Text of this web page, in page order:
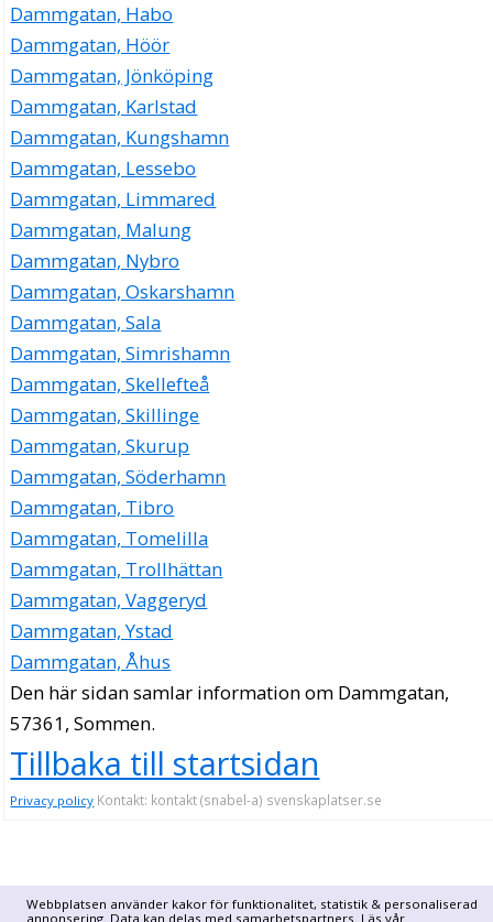
Webbplatsen använder kakor för funktionalitet, statistik & personaliserad
annonsering. Data kan delas med samarbetspartners. Läs vår
Dammgatan, Habo
Dammgatan, Höör
Dammgatan, Jönköping
Dammgatan, Karlstad
Dammgatan, Kungshamn
Dammgatan, Lessebo
Dammgatan, Limmared
Dammgatan, Malung
Dammgatan, Nybro
Dammgatan, Oskarshamn
Dammgatan, Sala
Dammgatan, Simrishamn
Dammgatan, Skellefteå
Dammgatan, Skillinge
Dammgatan, Skurup
Dammgatan, Söderhamn
Dammgatan, Tibro
Dammgatan, Tomelilla
Dammgatan, Trollhättan
Dammgatan, Vaggeryd
Dammgatan, Ystad
Dammgatan, Åhus
Den här sidan samlar information om Dammgatan,
57361, Sommen.
Tillbaka till startsidan
Privacy policy Kontakt: kontakt (snabel-a) svenskaplatser.se